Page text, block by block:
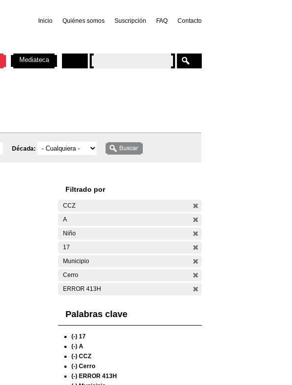
Inicio Quiénes somos Suscripción FAQ Contacto
Década:
Filtrado por
CCZ
A
Niño
17
Municipio
Cerro
ERROR 413H
Palabras clave
(-) 17
(-) A
(-) CCZ
(-) Cerro
(-) ERROR 413H
Mediateca